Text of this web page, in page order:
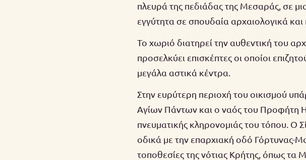
πλευρά της πεδιάδας της Μεσαράς, σε
εγγύτητα σε σπουδαία αρχαιολογικά
Το χωριό διατηρεί την αυθεντική του
προσελκύει επισκέπτες οι οποίοι
μεγάλα αστικά κέντρα.
Στην ευρύτερη περιοχή του οικισμού
Αγίων Πάντων και ο ναός του Προφήτη
πνευματικής κληρονομιάς του τόπου. Ο
οδικά με την επαρχιακή οδό Γόρτυνας-
τοποθεσίες της νότιας Κρήτης, όπως τα